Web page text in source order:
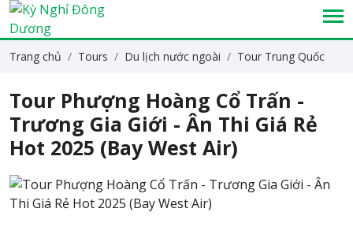
Trang chủ Tours Du lịch nước ngoài Tour Trung Quốc
Tour Phượng Hoàng Cổ Trấn -
Trương Gia Giới - Ân Thi Giá Rẻ
Hot 2025 (Bay West Air)